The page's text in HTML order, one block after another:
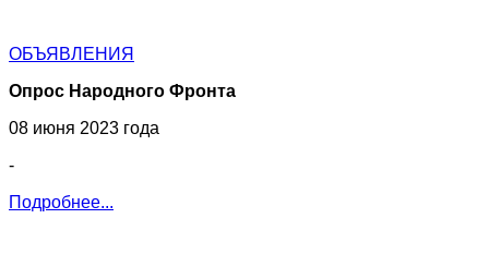
ОБЪЯВЛЕНИЯ
Опрос Народного Фронта
08 июня 2023 года
-
Подробнее...